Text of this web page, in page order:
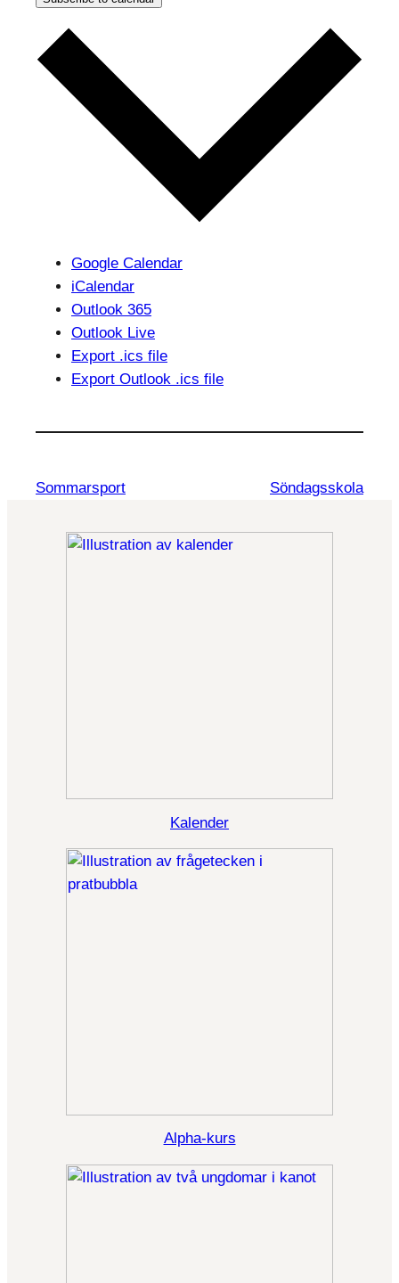
Google Calendar
iCalendar
Outlook 365
Outlook Live
Export .ics file
Export Outlook .ics file
Sommarsport Söndagsskola
Kalender
Alpha-kurs